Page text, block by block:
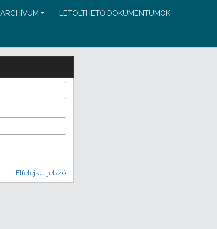
ARCHÍVUM LETÖLTHETŐ DOKUMENTUMOK
Elfelejtett jelszó